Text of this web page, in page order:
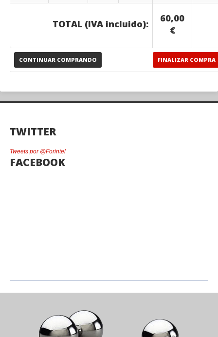
CONTINUAR COMPRANDO FINALIZAR COMPRA
TOTAL (IVA incluido):
60,00
€
TWITTER
Tweets por @Forintel
FACEBOOK